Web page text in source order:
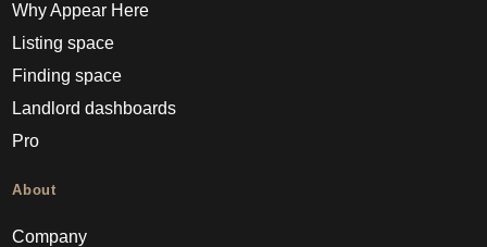
Why Appear Here
Listing space
Finding space
Landlord dashboards
Pro
About
Company